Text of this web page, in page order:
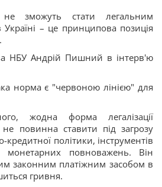
не зможуть стати легальним
– це принципова позиція
НБУ Андрій Пишний в інтерв'ю
норма є "червоною лінією" для
жодна форма легалізації
не повинна ставити під загрозу
політики, інструментів
повноважень. Він
законним платіжним засобом в
гривня.